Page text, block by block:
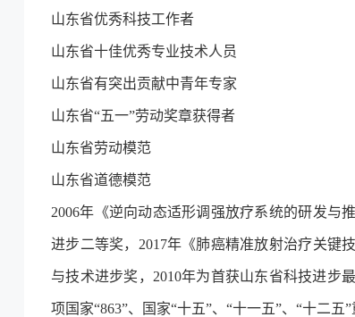
山东省优秀科技工作者
山东省十佳优秀专业技术人员
山东省有突出贡献中青年专家
山东省“五一”劳动奖章获得者
山东省劳动模范
山东省道德模范
2006年《逆向动态适形调强放疗系统的研发与
进步二等奖，2017年《肺癌精准放射治疗关键
与技术进步奖，2010年为首获山东省科技进步
项国家“863”、国家“十五”、“十一五”、“十二